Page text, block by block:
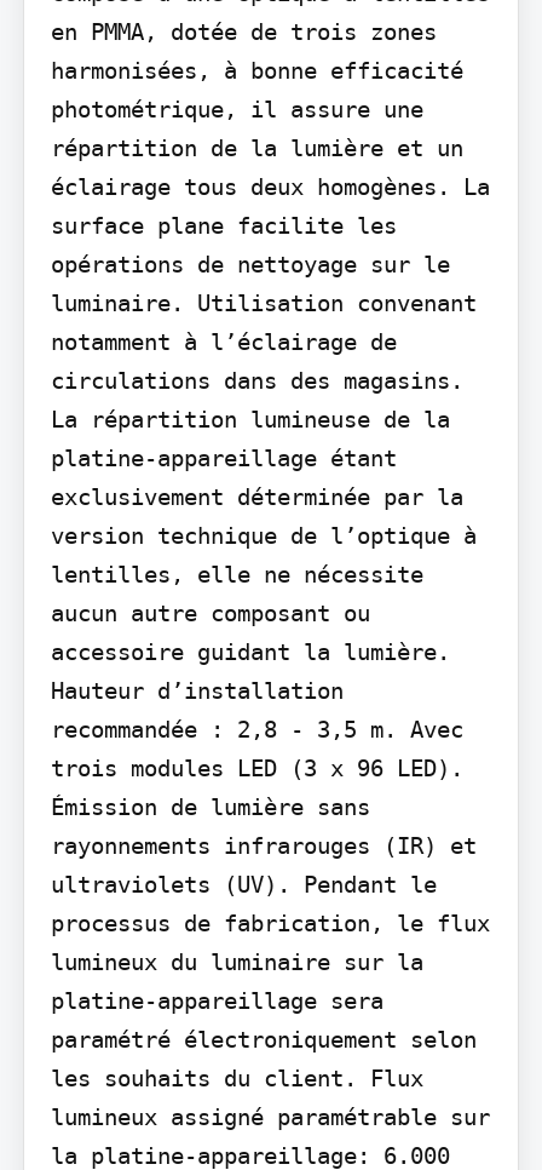
en PMMA, dotée de trois zones
harmonisées, à bonne efficacité
photométrique, il assure une
répartition de la lumière et un
éclairage tous deux homogènes. La
surface plane facilite les
opérations de nettoyage sur le
luminaire. Utilisation convenant
notamment à l’éclairage de
circulations dans des magasins.
La répartition lumineuse de la
platine-appareillage étant
exclusivement déterminée par la
version technique de l’optique à
lentilles, elle ne nécessite
aucun autre composant ou
accessoire guidant la lumière.
Hauteur d’installation
recommandée : 2,8 - 3,5 m. Avec
trois modules LED (3 x 96 LED).
Émission de lumière sans
rayonnements infrarouges (IR) et
ultraviolets (UV). Pendant le
processus de fabrication, le flux
lumineux du luminaire sur la
platine-appareillage sera
paramétré électroniquement selon
les souhaits du client. Flux
lumineux assigné paramétrable sur
la platine-appareillage: 6.000